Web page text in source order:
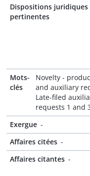
Dispositions juridiques
pertinentes
Mots-
clés
Novelty -
and auxiliary
Late-filed
requests 1 and
Exergue -
Affaires citées -
Affaires citantes -